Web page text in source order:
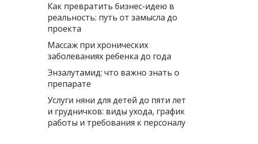
Как превратить бизнес-идею в
реальность: путь от замысла до
проекта
Массаж при хронических
заболеваниях ребенка до года
Энзалутамид: что важно знать о
препарате
Услуги няни для детей до пяти лет
и грудничков: виды ухода, график
работы и требования к персоналу